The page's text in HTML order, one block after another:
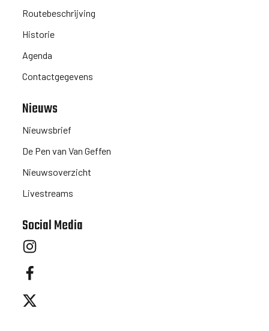
Routebeschrijving
Historie
Agenda
Contactgegevens
Nieuws
Nieuwsbrief
De Pen van Van Geffen
Nieuwsoverzicht
Livestreams
Social Media